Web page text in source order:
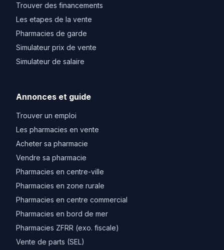
Trouver des financements
Les etapes de la vente
Pharmacies de garde
Simulateur prix de vente
Simulateur de salaire
Annonces et guide
Trouver un emploi
Les pharmacies en vente
Acheter sa pharmacie
Vendre sa pharmacie
Pharmacies en centre-ville
Pharmacies en zone rurale
Pharmacies en centre commercial
Pharmacies en bord de mer
Pharmacies ZFRR (exo. fiscale)
Vente de parts (SEL)